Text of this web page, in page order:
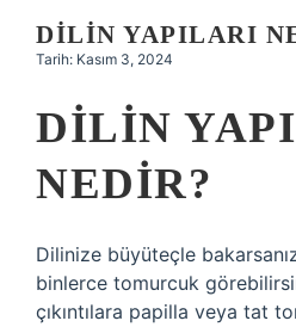
DILIN YAPILARI
Tarih: Kasım 3, 2024
DILIN
NEDIR?
Dilinize büyüteçle
binlerce tomurcuk
çıkıntılara papilla veya tat